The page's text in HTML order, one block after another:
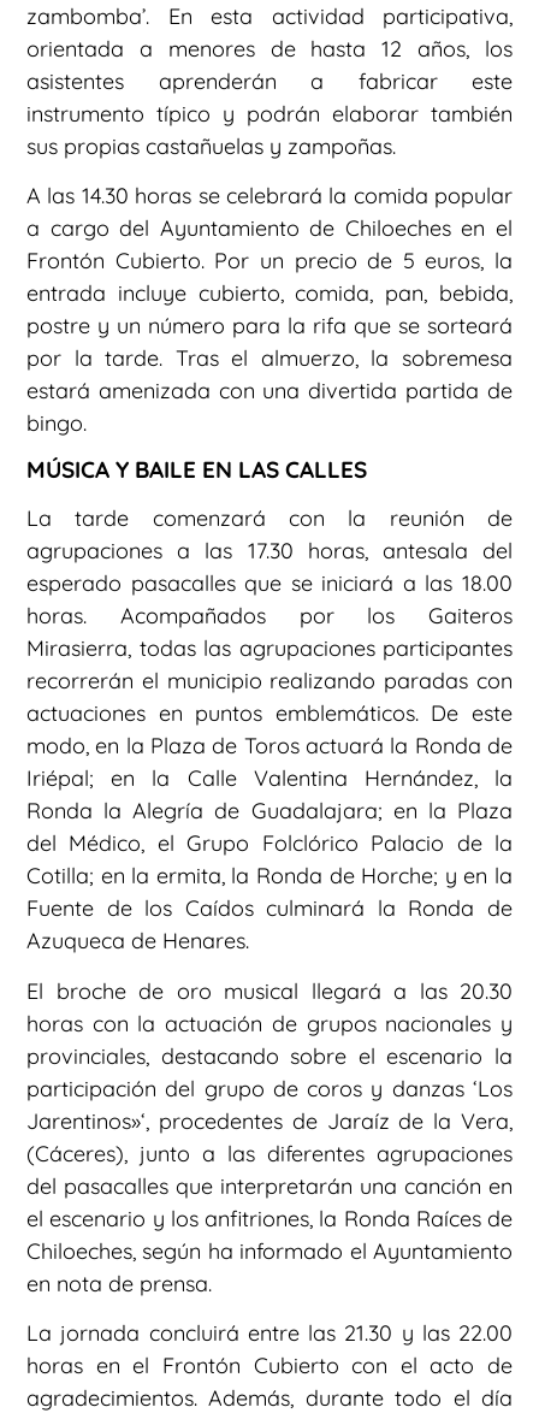
zambomba’. En esta actividad participativa,
orientada a menores de hasta 12 años, los
asistentes aprenderán a fabricar este
instrumento típico y podrán elaborar también
sus propias castañuelas y zampoñas.
A las 14.30 horas se celebrará la comida popular
a cargo del Ayuntamiento de Chiloeches en el
Frontón Cubierto. Por un precio de 5 euros, la
entrada incluye cubierto, comida, pan, bebida,
postre y un número para la rifa que se sorteará
por la tarde. Tras el almuerzo, la sobremesa
estará amenizada con una divertida partida de
bingo.
MÚSICA Y BAILE EN LAS CALLES
La tarde comenzará con la reunión de
agrupaciones a las 17.30 horas, antesala del
esperado pasacalles que se iniciará a las 18.00
horas. Acompañados por los Gaiteros
Mirasierra, todas las agrupaciones participantes
recorrerán el municipio realizando paradas con
actuaciones en puntos emblemáticos. De este
modo, en la Plaza de Toros actuará la Ronda de
Iriépal; en la Calle Valentina Hernández, la
Ronda la Alegría de Guadalajara; en la Plaza
del Médico, el Grupo Folclórico Palacio de la
Cotilla; en la ermita, la Ronda de Horche; y en la
Fuente de los Caídos culminará la Ronda de
Azuqueca de Henares.
El broche de oro musical llegará a las 20.30
horas con la actuación de grupos nacionales y
provinciales, destacando sobre el escenario la
participación del grupo de coros y danzas ‘Los
Jarentinos»‘, procedentes de Jaraíz de la Vera,
(Cáceres), junto a las diferentes agrupaciones
del pasacalles que interpretarán una canción en
el escenario y los anfitriones, la Ronda Raíces de
Chiloeches, según ha informado el Ayuntamiento
en nota de prensa.
La jornada concluirá entre las 21.30 y las 22.00
horas en el Frontón Cubierto con el acto de
agradecimientos. Además, durante todo el día